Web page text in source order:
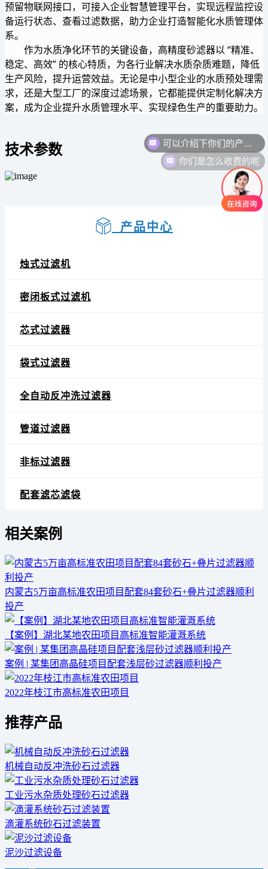
预留物联网接口，可接入企业智慧管理平台，实现远程监控设
备运行状态、查看过滤数据，助力企业打造智能化水质管理体
系。
作为水质净化环节的关键设备，高精度砂滤器以 “精准、
稳定、高效” 的核心特质，为各行业解决水质杂质难题，降低
生产风险，提升运营效益。无论是中小型企业的水质预处理需
求，还是大型工厂的深度过滤场景，它都能提供定制化解决方
案，成为企业提升水质管理水平、实现绿色生产的重要助力。
技术参数
产品中心
烛式过滤机
密闭板式过滤机
芯式过滤器
袋式过滤器
全自动反冲洗过滤器
管道过滤器
非标过滤器
配套滤芯滤袋
相关案例
内蒙古5万亩高标准农田项目配套84套砂石+叠片过滤器顺利
投产
【案例】湖北某地农田项目高标准智能灌溉系统
案例 | 某集团高晶硅项目配套浅层砂过滤器顺利投产
2022年枝江市高标准农田项目
推荐产品
机械自动反冲洗砂石过滤器
工业污水杂质处理砂石过滤器
滴灌系统砂石过滤装置
泥沙过滤设备
你们是怎么收费的呢